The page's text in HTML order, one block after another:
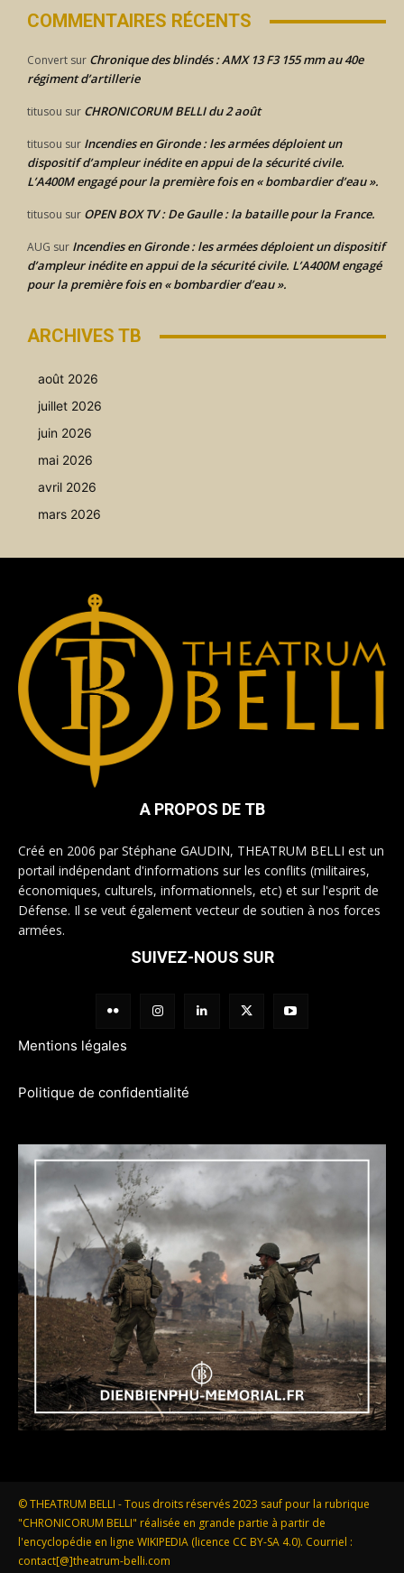
COMMENTAIRES RÉCENTS
Convert sur Chronique des blindés : AMX 13 F3 155 mm au 40e
régiment d’artillerie
titusou sur CHRONICORUM BELLI du 2 août
titusou sur Incendies en Gironde : les armées déploient un
dispositif d’ampleur inédite en appui de la sécurité civile.
L’A400M engagé pour la première fois en « bombardier d’eau ».
titusou sur OPEN BOX TV : De Gaulle : la bataille pour la France.
AUG sur Incendies en Gironde : les armées déploient un dispositif
d’ampleur inédite en appui de la sécurité civile. L’A400M engagé
pour la première fois en « bombardier d’eau ».
ARCHIVES TB
août 2026
juillet 2026
juin 2026
mai 2026
avril 2026
mars 2026
A PROPOS DE TB
Créé en 2006 par Stéphane GAUDIN, THEATRUM BELLI est un
portail indépendant d'informations sur les conflits (militaires,
économiques, culturels, informationnels, etc) et sur l'esprit de
Défense. Il se veut également vecteur de soutien à nos forces
armées.
SUIVEZ-NOUS SUR
Mentions légales
Politique de confidentialité
© THEATRUM BELLI - Tous droits réservés 2023 sauf pour la rubrique
"CHRONICORUM BELLI" réalisée en grande partie à partir de
l'encyclopédie en ligne WIKIPEDIA (licence CC BY-SA 4.0). Courriel :
contact[@]theatrum-belli.com